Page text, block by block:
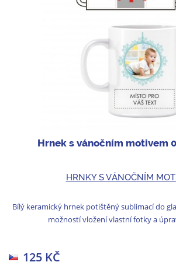
Hrnek s vánočním motivem
HRNKY S VÁNOČNÍM
Bílý keramický hrnek potištěný sublimací do
možností vložení vlastní fotky a
125 KČ